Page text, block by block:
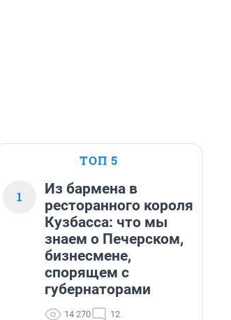
ТОП 5
1
Из бармена в
ресторанного короля
Кузбасса: что мы
знаем о Печерском,
бизнесмене,
спорящем с
губернаторами
14 270 12